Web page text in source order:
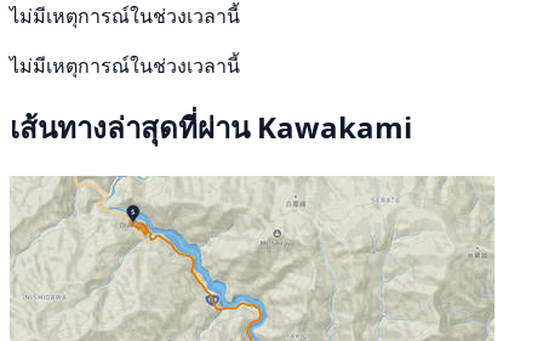
ไม่มีเหตุการณ์ในช่วงเวลานี้
ไม่มีเหตุการณ์ในช่วงเวลานี้
เส้นทางล่าสุดที่ผ่าน Kawakami